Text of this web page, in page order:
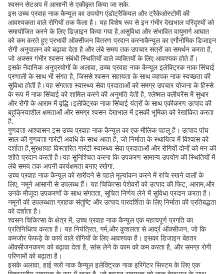
श्वसन सेटअप में आसानी से एकीकृत किया जा सके.
इस उच्च प्रवाह नाक कैन्यूल का उपयोग एंडोट्रैकियल और ट्रैकेओस्टोमी की
आवश्यकता वाले रोगियों तक फैला है। यह विशेष रूप से इन गंभीर देखभाल परिदृश्यों को
समायोजित करने के लिए डिज़ाइन किया गया है,असुविधा और संभावित वायुमार्ग आघात
को कम करते हुए प्रभावी ऑक्सीजन वितरण प्रदान करनाकैन्यूल का एर्गोनोमिक डिजाइन
रोगी अनुपालन को बढ़ावा देता है और लंबे समय तक उपचार सत्रों का समर्थन करता है,
जो अक्सर गंभीर श्वसन संबंधी स्थितियों वाले व्यक्तियों के लिए आवश्यक होते हैं।
इसके नैदानिक अनुप्रयोगों के अलावा, उच्च प्रवाह नाक कैन्यूल इलेक्ट्रिक नाक सिंचाई
प्रणाली के साथ भी संगत है, जिससे श्वसन सहायता के साथ व्यापक नाक स्वच्छता की
सुविधा होती है।यह संगतता स्वास्थ्य सेवा प्रदाताओं को समग्र उपचार योजना के हिस्से
के रूप में नाक सिंचाई को शामिल करने की अनुमति देती है, श्लेष्मल क्लीयरेंस में सुधार
और रोगी के आराम में वृद्धि।इलेक्ट्रिक नाक सिंचाई यंत्रों के साथ एकीकरण उत्पाद की
बहुक्रियाशील क्षमताओं और समग्र श्वसन देखभाल में इसकी भूमिका को रेखांकित करता
है.
गुणवत्ता आश्वासन इस उच्च प्रवाह नाक कैन्यूल का एक मौलिक पहलू है। उत्पाद पांच
साल की गुणवत्ता गारंटी अवधि के साथ आता है, जो निर्माता के स्थायित्व में विश्वास को
दर्शाता है,सुरक्षायह विस्तारित गारंटी स्वास्थ्य सेवा प्रदाताओं और रोगियों दोनों को मन की
शांति प्रदान करती है।यह सुनिश्चित करना कि उपकरण सामान्य उपयोग की स्थितियों में
लंबे समय तक अपनी कार्यक्षमता बनाए रखेगा.
उच्च प्रवाह नाक कैन्यूल को खरीदने से पहले मूल्यांकन करने में रुचि रखने वालों के
लिए, नमूने आसानी से उपलब्ध हैं। यह चिकित्सा पेशेवरों को उत्पाद की फिट, आराम,और
उनके मौजूदा उपकरणों के साथ संगतता, सूचित निर्णय लेने में सुविधा प्रदान करता है।
नमूनों की उपलब्धता ग्राहक संतुष्टि और उत्पाद पारदर्शिता के लिए निर्माता की प्रतिबद्धता
को दर्शाता है।
श्वसन चिकित्सा के क्षेत्र में, उच्च प्रवाह नाक कैन्यूल एक महत्वपूर्ण प्रगति का
प्रतिनिधित्व करता है। यह नियंत्रित, गर्म,और कुशलता से आर्द्र ऑक्सीजन, जो कि
कमजोर फेफड़े के कार्य वाले रोगियों के लिए आवश्यक है। इसका डिजाइन बेहतर
ऑक्सीजनकरण को बढ़ावा देता है, सांस लेने के काम को कम करता है, और समग्र रोगी
परिणामों को बढ़ाता है।
इसके अलावा, हाई फ्लो नाक कैन्यूल इलेक्ट्रिक नाक इरिगेटर सिस्टम के लिए एक